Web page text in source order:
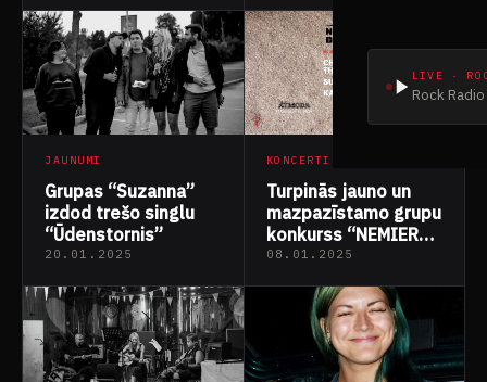
LIVE ·
Rock
JAUNUMI
Grupas “Suzanna”
izdod trešo singlu
“Ūdenstornis”
20.01.2025
KONCERTI
Turpinās jauno un
mazpazīstamo grupu
konkurss “NEMIERA
BLICE 2025”
08.01.2025